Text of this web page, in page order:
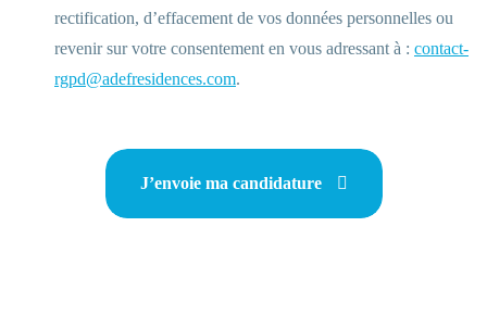
rectification, d’effacement de vos données personnelles ou
revenir sur votre consentement en vous adressant à : contact-
rgpd@adefresidences.com.
J’envoie ma candidature